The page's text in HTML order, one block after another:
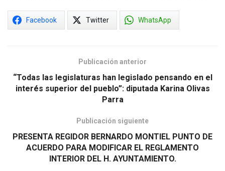
Facebook Twitter WhatsApp
Publicación anterior
“Todas las legislaturas han legislado pensando en el
interés superior del pueblo”: diputada Karina Olivas
Parra
Publicación siguiente
PRESENTA REGIDOR BERNARDO MONTIEL PUNTO DE
ACUERDO PARA MODIFICAR EL REGLAMENTO
INTERIOR DEL H. AYUNTAMIENTO.